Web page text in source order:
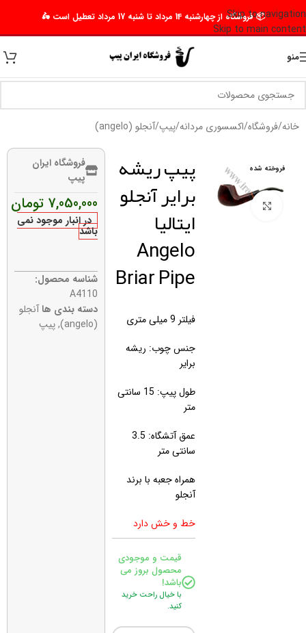
Skip to navigation
Skip to main content
📦 فروشگاه از چهارشنبه 14 مرداد تا شنبه 17 مرداد تعطیل است 🛵
منو
خانه/فروشگاه/اکسسوری مردانه/پیپ/آنجلو (angelo)
فروخته شده
برای بزرگنمایی کلیک کنید
پیپ ریشه
برایر آنجلو
ایتالیا
Angelo
Briar Pipe
فیلتر 9 میلی متری
جنس چوب: ریشه
برایر
طول پیپ: 15 سانتی
متر
عمق آتشگاه: 3.5
سانتی متر
همراه جعبه با برند
آنجلو
خط و خش دارد
قیمت و موجودی
محصول بروز می
باشد!
با خیال راحت خرید
کنید.
فروشگاه ایران
پیپ
7,050,000 تومان
در انبار موجود نمی
باشد
شناسه محصول:
A4110
دسته بندی ها آنجلو
(angelo)
,پیپ